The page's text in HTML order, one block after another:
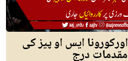
لاہور:بغیر ماسک96 اورکورونا ایس او پیز کی